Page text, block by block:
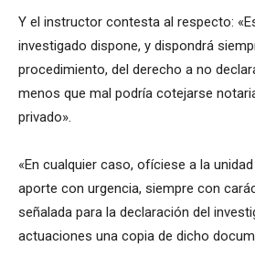
Y el instructor contesta al respecto:
investigado dispone, y dispondrá
procedimiento, del derecho a no
menos que mal podría cotejarse
privado».
«En cualquier caso, ofíciese a la
aporte con urgencia, siempre con
señalada para la declaración del
actuaciones una copia de dicho